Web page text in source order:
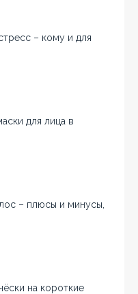
– кому и для
для лица в
– плюсы и минусы,
на короткие